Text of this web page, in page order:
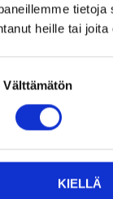
heille tai
Välttämätön
KIELLÄ
med 2
Typ A, 2,4 A